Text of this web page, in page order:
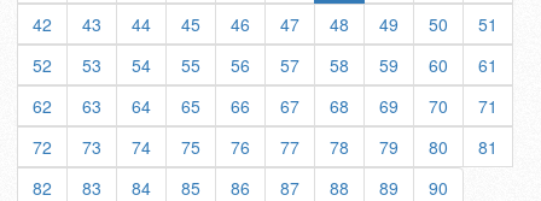
42
43 44 45 46 47 48 49 50
51
52
53 54 55 56 57 58 59 60
61
62
63 64 65 66 67 68 69 70
71
72
73 74 75 76 77 78 79 80
81
82
83 84 85 86 87 88 89 90